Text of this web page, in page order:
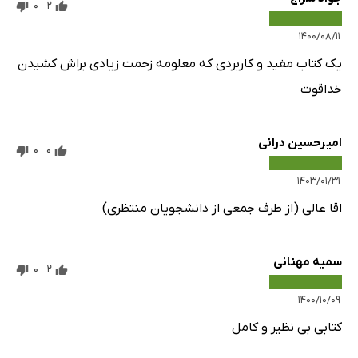
۱۴۰۰/۰۸/۱۱
2
0
یک کتاب مفید و کاربردی که معلومه زحمت زیادی براش کشیدن
خداقوت
امیرحسین درانی
۱۴۰۳/۰۱/۳۱
0
0
اقا عالی (از طرف جمعی از دانشجویان منتظری)
سمیه مهنانی
۱۴۰۰/۱۰/۰۹
2
0
کتابی بی نظیر و کامل